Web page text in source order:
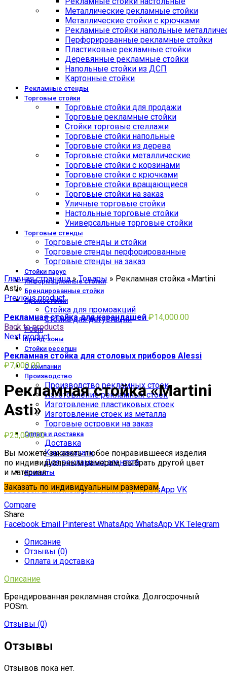
Металлические рекламные стойки
Металлические стойки с крючками
Рекламные стойки напольные
Перфорированные рекламные стойки
Пластиковые рекламные стойки
Деревянные рекламные стойки
Напольные стойки из ДСП
Картонные стойки
Рекламные стенды
Торговые стойки
Торговые стойки для продажи
Торговые рекламные стойки
Стойки торговые стеллажи
Торговые стойки напольные
Торговые стойки из дерева
Торговые стойки металлические
Торговые стойки с корзинами
Торговые стойки с крючками
Торговые стойки вращающиеся
Торговые стойки на заказ
Уличные торговые стойки
Настольные торговые стойки
Универсальные торговые стойки
Торговые стенды
Торговые стенды и стойки
Торговые стенды перфорированные
Торговые стенды на заказ
Стойки парус
Информационные стойки
Брендированные стойки
Промостойки
Стойка для промоакций
Стойка для дегустации
POSm
Бренд-зоны
Стойки ресепшн
О компании
Производство
Производство рекламных стоек
Изготовление рекламных стоек
Изготовление пластиковых стоек
Изготовление стоек из металла
Торговые островки на заказ
Оплата и доставка
Доставка
Как заказать
Для рекламных агентств
Контакты
Facebook Email Instagram WhatsApp WhatsApp VK
Click to enlarge
Главная страница»Товары » Рекламная стойка «Martini
Asti»
Previous product
Рекламная стойка для карандашей ₽14,000.00
Back to products
Next product
Рекламная стойка для столовых приборов Alessi
₽7,000.00
Рекламная стойка «Martini
Asti»
₽25,000.00
Вы можете заказать любое понравившееся изделия
по индивидуальным рамерам, выбрать другой цвет
и материал
Заказать по индивидуальным размерам
Compare
Share
Facebook Email Pinterest WhatsApp WhatsApp VK Telegram
Описание
Отзывы (0)
Оплата и доставка
Описание
Брендированная рекламная стойка. Долгосрочный
POSm.
Отзывы (0)
Отзывы
Отзывов пока нет.